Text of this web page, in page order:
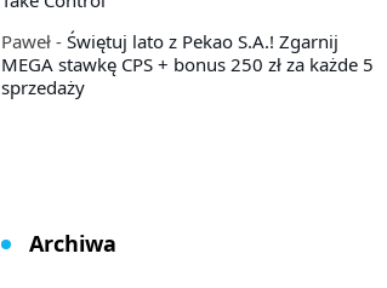
Paweł- Świętuj lato z Pekao S.A.! Zgarnij
MEGA stawkę CPS + bonus 250 zł za każde 5
sprzedaży
Archiwa